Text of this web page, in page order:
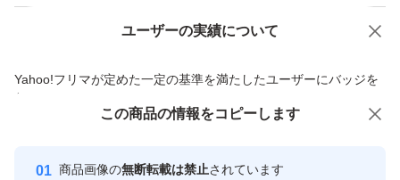
ユーザーの実績について
Yahoo!フリマが定めた一定の基準を満たしたユーザーにバッジを
付与しています
安心取引出品者
心・安全なユーザーです
価格の相談 商品への質問
この商品の情報をコピーします
商品画像の無断転載は禁止されています
この商品をみている人にオススメ